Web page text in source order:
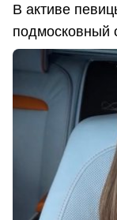
В активе
подмосковный